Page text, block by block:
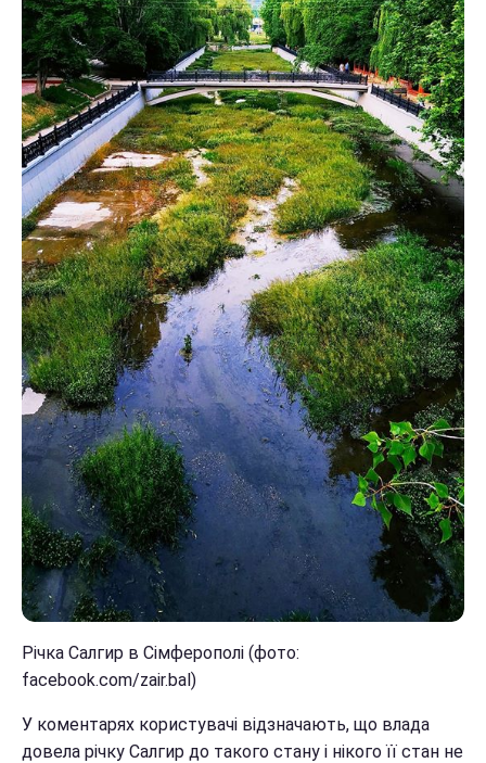
Річка Салгир в Сімферополі (фото:
facebook.com/zair.bal)
У коментарях користувачі відзначають, що влада
довела річку Салгир до такого стану і нікого її стан не